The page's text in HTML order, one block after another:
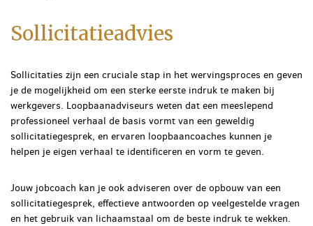
Sollicitatieadvies
Sollicitaties zijn een cruciale stap in het wervingsproces en geven
je de mogelijkheid om een ​​sterke eerste indruk te maken bij
werkgevers. Loopbaanadviseurs weten dat een meeslepend
professioneel verhaal de basis vormt van een geweldig
sollicitatiegesprek, en ervaren loopbaancoaches kunnen je
helpen je eigen verhaal te identificeren en vorm te geven.
Jouw jobcoach kan je ook adviseren over de opbouw van een
sollicitatiegesprek, effectieve antwoorden op veelgestelde vragen
en het gebruik van lichaamstaal om de beste indruk te wekken.